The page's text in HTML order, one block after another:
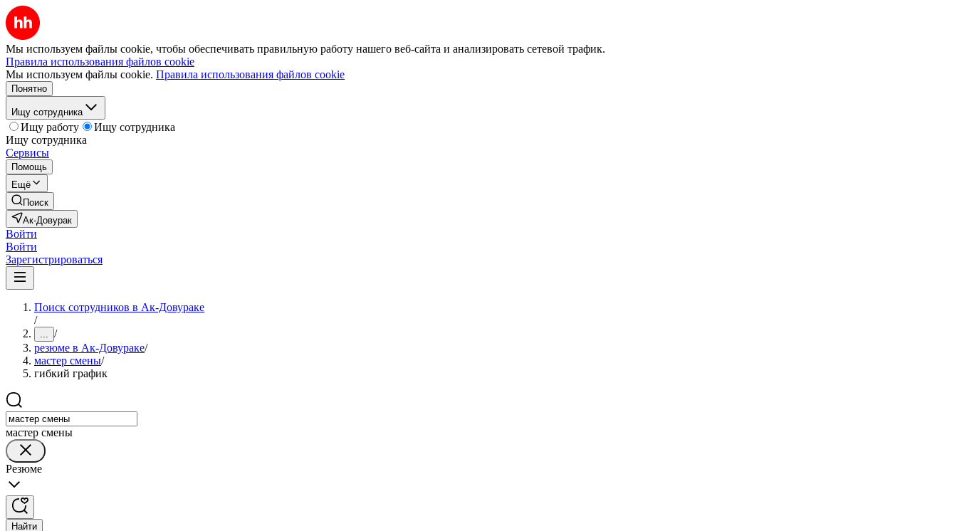
Мы используем файлы cookie, чтобы обеспечивать правильную работу нашего веб-сайта и анализировать сетевой трафик.
Правила использования файлов cookie
Мы используем файлы cookie. Правила использования файлов cookie
Понятно
Ищу сотрудника
Ищу работу
Ищу сотрудника
Ищу сотрудника
Сервисы
Помощь
Ещё
Поиск
Ак-Довурак
Войти
Войти
Зарегистрироваться
Поиск сотрудников в Ак-Довураке
/
... /
резюме в Ак-Довураке/
мастер смены/
гибкий график
мастер смены
Резюме
Найти